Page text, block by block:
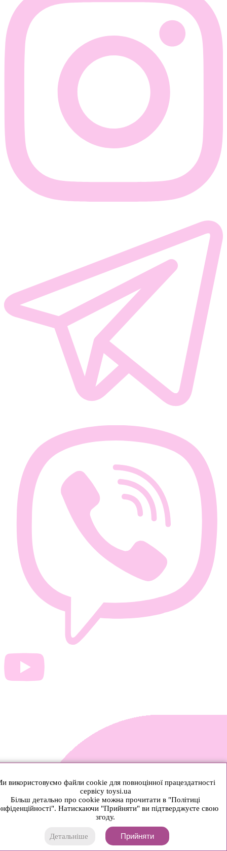
використовуємо файли cookie для повноцінної працездатності
сервісу toysi.ua
Більш детально про cookie можна прочитати в "Політиці
Натискаючи "Прийняти" ви підтверджуєте свою
згоду.
Детальніше Прийняти